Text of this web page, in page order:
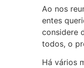
Ao nos
entes
considere
todos, o
Há vários